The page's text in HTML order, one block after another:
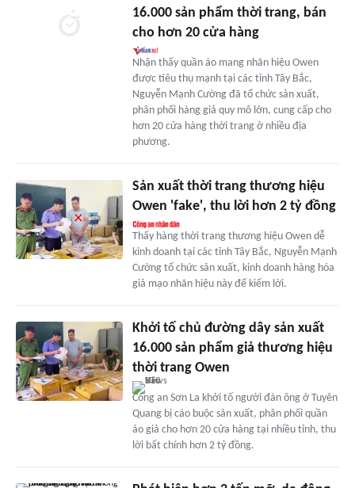
16.000 sản phẩm thời trang, bán
cho hơn 20 cửa hàng
Nhận thấy quần áo mang nhãn hiệu Owen
được tiêu thụ mạnh tại các tỉnh Tây Bắc,
Nguyễn Mạnh Cường đã tổ chức sản xuất,
phân phối hàng giả quy mô lớn, cung cấp cho
hơn 20 cửa hàng thời trang ở nhiều địa
phương.
Sản xuất thời trang thương hiệu
Owen 'fake', thu lời hơn 2 tỷ đồng
Thấy hàng thời trang thương hiệu Owen dễ
kinh doanh tại các tỉnh Tây Bắc, Nguyễn Mạnh
Cường tổ chức sản xuất, kinh doanh hàng hóa
giả mạo nhãn hiệu này để kiếm lời.
Khởi tố chủ đường dây sản xuất
16.000 sản phẩm giả thương hiệu
thời trang Owen
Công an Sơn La khởi tố người đàn ông ở Tuyên
Quang bị cáo buộc sản xuất, phân phối quần
áo giả cho hơn 20 cửa hàng tại nhiều tỉnh, thu
lời bất chính hơn 2 tỷ đồng.